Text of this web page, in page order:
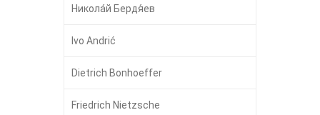
Никола́й Бердя́ев
Ivo Andrić
Dietrich Bonhoeffer
Friedrich Nietzsche